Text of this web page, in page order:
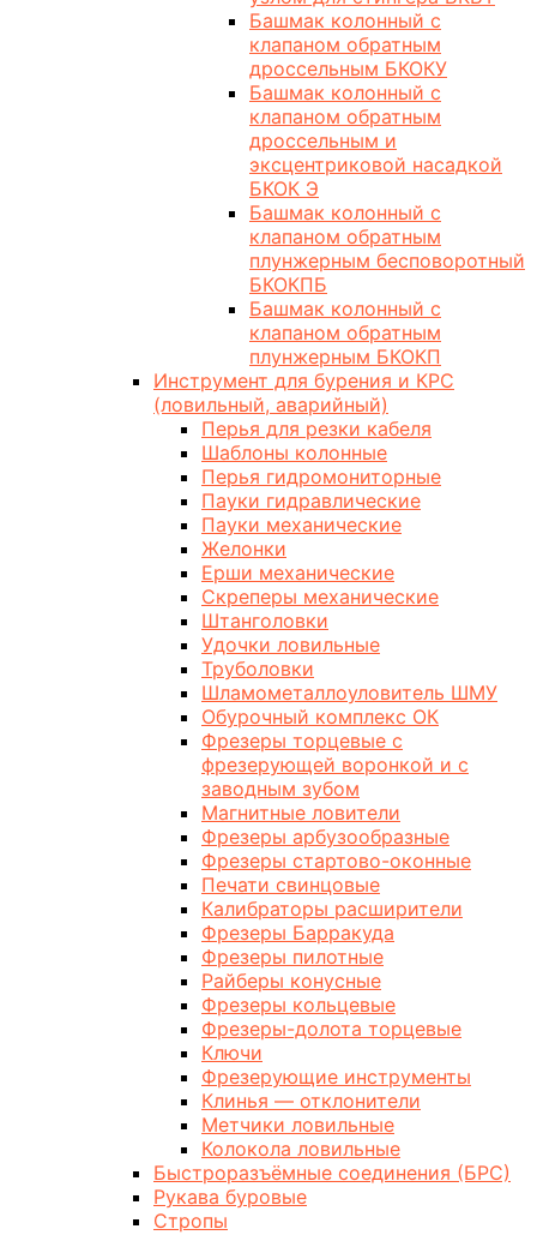
Башмак колонный с
клапаном обратным
дроссельным БКОКУ
Башмак колонный с
клапаном обратным
дроссельным и
эксцентриковой насадкой
БКОК Э
Башмак колонный с
клапаном обратным
плунжерным бесповоротный
БКОКПБ
Башмак колонный с
клапаном обратным
плунжерным БКОКП
Инструмент для бурения и КРС
(ловильный, аварийный)
Перья для резки кабеля
Шаблоны колонные
Перья гидромониторные
Пауки гидравлические
Пауки механические
Желонки
Ерши механические
Скреперы механические
Штанголовки
Удочки ловильные
Труболовки
Шламометаллоуловитель ШМУ
Обурочный комплекс ОК
Фрезеры торцевые с
фрезерующей воронкой и с
заводным зубом
Магнитные ловители
Фрезеры арбузообразные
Фрезеры стартово-оконные
Печати свинцовые
Калибраторы расширители
Фрезеры Барракуда
Фрезеры пилотные
Райберы конусные
Фрезеры кольцевые
Фрезеры-долота торцевые
Ключи
Фрезерующие инструменты
Клинья — отклонители
Метчики ловильные
Колокола ловильные
Быстроразъёмные соединения (БРС)
Рукава буровые
Стропы